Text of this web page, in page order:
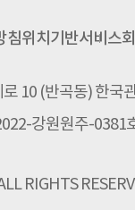
침위치기반서비스
10 (반곡동) 한국
강원원주-0381
RIGHTS